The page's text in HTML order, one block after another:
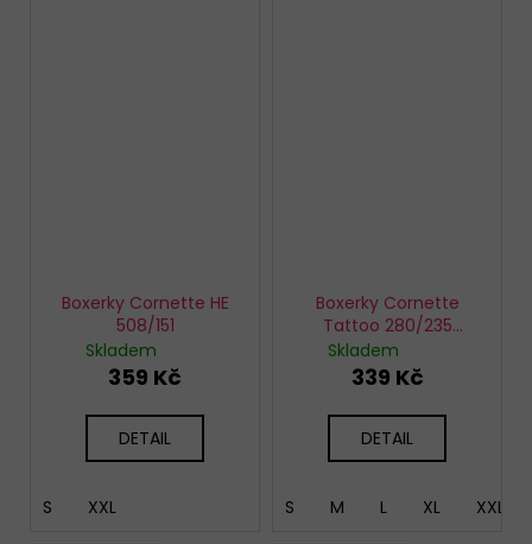
Boxerky Cornette HE
508/151
Skladem
359 Kč
DETAIL
S XXL
Boxerky Cornette
Tattoo 280/235
Sherlock
Skladem
339 Kč
DETAIL
S M L XL XXL